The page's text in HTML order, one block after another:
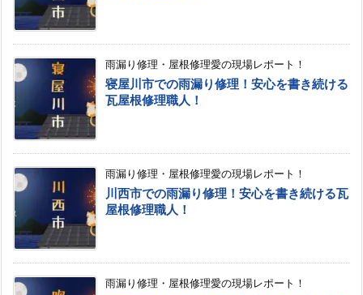
雨漏り修理・屋根修理愛の現場レポート！
寝屋川市での雨漏り修理！安心を書き続ける
瓦屋根修理職人！
雨漏り修理・屋根修理愛の現場レポート！
川西市での雨漏り修理！安心を書き続ける瓦
屋根修理職人！
雨漏り修理・屋根修理愛の現場レポート！